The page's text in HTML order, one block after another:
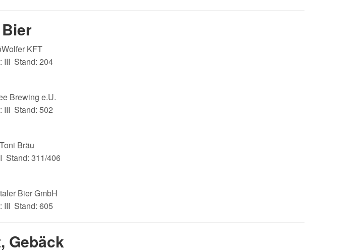
Bier
KFT
III Stand: 204
Brewing e.U.
III Stand: 502
Toni Bräu
Stand: 311/406
Bier GmbH
III Stand: 605
Gebäck